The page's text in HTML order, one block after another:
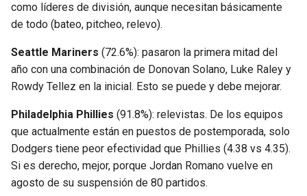
como líderes de división, aunque necesitan básicamente
de todo (bateo, pitcheo, relevo).
Seattle Mariners (72.6%): pasaron la primera mitad del
año con una combinación de Donovan Solano, Luke Raley y
Rowdy Tellez en la inicial. Esto se puede y debe mejorar.
Philadelphia Phillies (91.8%): relevistas. De los equipos
que actualmente están en puestos de postemporada, solo
Dodgers tiene peor efectividad que Phillies (4.38 vs 4.35).
Si es derecho, mejor, porque Jordan Romano vuelve en
agosto de su suspensión de 80 partidos.